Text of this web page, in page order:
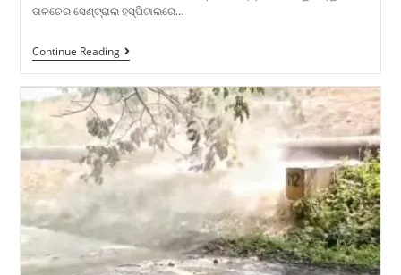
ତାଳଚେର ସେଣ୍ଟ୍ରାଲ ହସ୍ପିଟାଲରେ…
Continue Reading